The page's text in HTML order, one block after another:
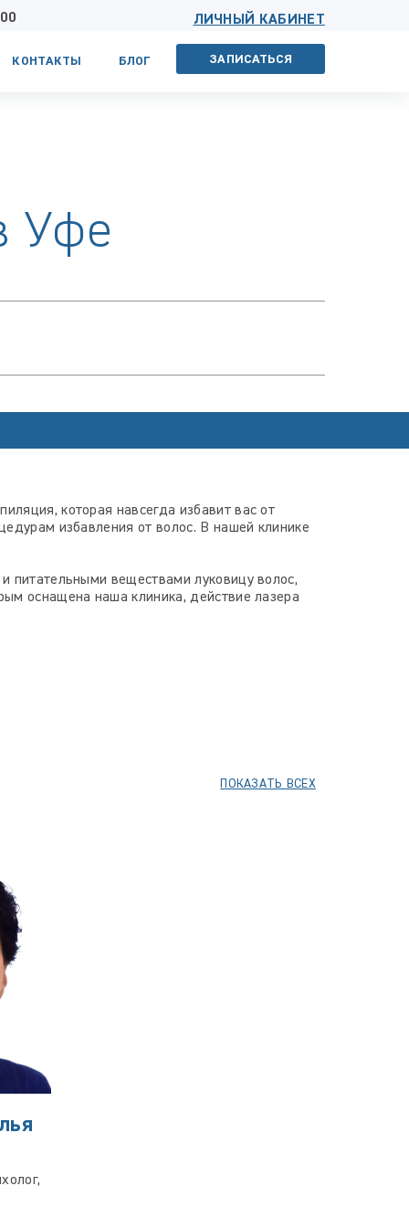
ЛИЧНЫЙ КАБИНЕТ
КОНТАКТЫ БЛОГ ЗАПИСАТЬСЯ
Уфе
которая навсегда избавит вас от
избавления от волос. В нашей клинике
питательными веществами луковицу волос,
оснащена наша клиника, действие лазера
ПОКАЗАТЬ ВСЕХ